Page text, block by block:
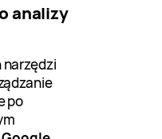
analizy
po